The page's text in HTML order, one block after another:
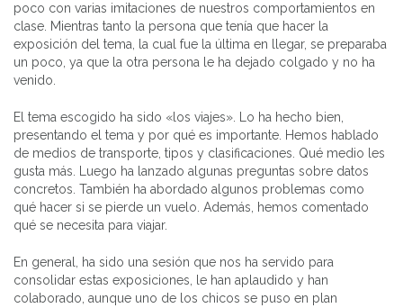
poco con varias imitaciones de nuestros comportamientos en
clase. Mientras tanto la persona que tenía que hacer la
exposición del tema, la cual fue la última en llegar, se preparaba
un poco, ya que la otra persona le ha dejado colgado y no ha
venido.
El tema escogido ha sido «los viajes». Lo ha hecho bien,
presentando el tema y por qué es importante. Hemos hablado
de medios de transporte, tipos y clasificaciones. Qué medio les
gusta más. Luego ha lanzado algunas preguntas sobre datos
concretos. También ha abordado algunos problemas como
qué hacer si se pierde un vuelo. Además, hemos comentado
qué se necesita para viajar.
En general, ha sido una sesión que nos ha servido para
consolidar estas exposiciones, le han aplaudido y han
colaborado, aunque uno de los chicos se puso en plan